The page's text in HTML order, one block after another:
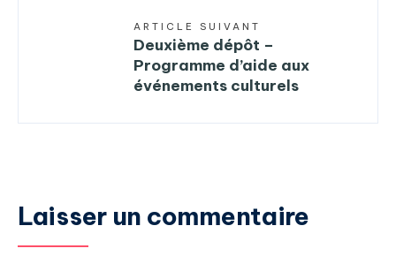
ARTICLE SUIVANT
Deuxième dépôt –
Programme d’aide aux
événements culturels
Laisser un commentaire